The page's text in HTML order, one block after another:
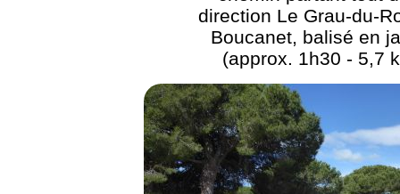
direction Le Grau-du-
Boucanet, balisé en
(approx. 1h30 - 5,7